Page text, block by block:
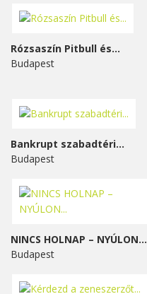
Rózsaszín Pitbull és...
Budapest
Bankrupt szabadtéri...
Budapest
NINCS HOLNAP – NYÚLON...
Budapest